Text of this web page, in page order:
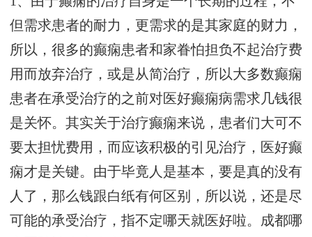
但需求患者的耐力，更需求的是其家庭的财力，
所以，很多的癫痫患者和家眷怕担负不起治疗费
用而放弃治疗，或是从简治疗，所以大多数癫痫
患者在承受治疗的之前对医好癫痫病需求几钱很
是关怀。其实关于治疗癫痫来说，患者们大可不
要太担忧费用，而应该积极的引见治疗，医好癫
痫才是关键。由于毕竟人是基本，要是真的没有
人了，那么钱跟白纸有何区别，所以说，还是尽
可能的承受治疗，指不定哪天就医好啦。 成都哪